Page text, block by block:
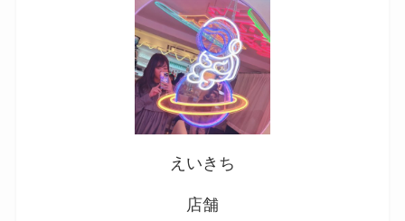
えいきち
店舗